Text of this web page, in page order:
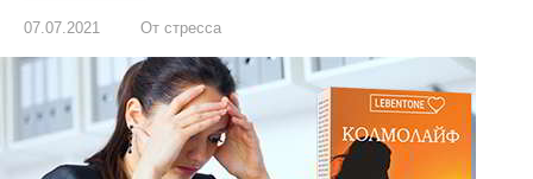
07.07.2021 От стресса